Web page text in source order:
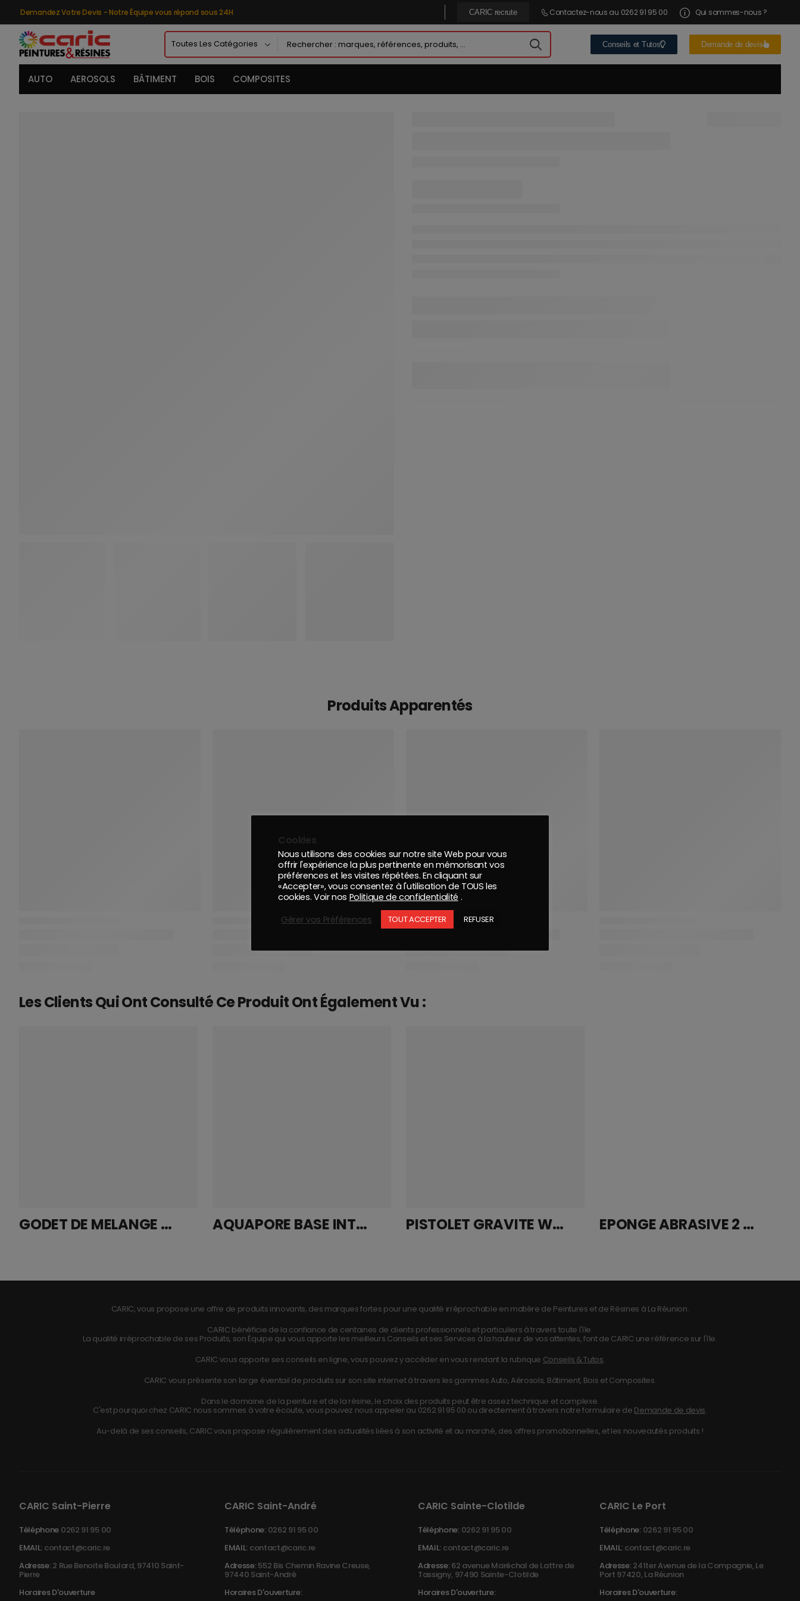
Demandez Votre Devis - Notre Équipe vous répond sous 24H CARIC recrute Contactez-nous au 0262 91 95 00 Qui sommes-nous ?
Conseils et Tutos Demande de devis
AUTO AEROSOLS BÂTIMENT BOIS COMPOSITES
Produits Apparentés
Les Clients Qui Ont Consulté Ce Produit Ont Également Vu :
GODET DE MELANGE GRADUE 0.750 L AQUAPORE BASE INTER 10L PISTOLET GRAVITE WALCOM SLIM HTE BUSE 1.9 EPONGE ABRASIVE 2 COTES ROBERLO MICROFINE
CARIC, vous propose une offre de produits innovants, des marques fortes pour une qualité irréprochable en matière de Peintures et de Résines à La Réunion.
CARIC bénéficie de la confiance de centaines de clients professionnels et particuliers à travers toute l'île.
La qualité irréprochable de ses Produits, son Équipe qui vous apporte les meilleurs Conseils et ses Services à la hauteur de vos attentes, font de CARIC une référence sur l'île.
CARIC vous apporte ses conseils en ligne, vous pouvez y accéder en vous rendant la rubrique Conseils & Tutos.
CARIC vous présente son large éventail de produits sur son site internet à travers les gammes Auto, Aérosols, Bâtiment, Bois et Composites.
Dans le domaine de la peinture et de la résine, le choix des produits peut être assez technique et complexe.
C'est pourquoi chez CARIC nous sommes à votre écoute, vous pouvez nous appeler au 0262 91 95 00 ou directement à travers notre formulaire de Demande de devis.
Au-delà de ses conseils, CARIC vous propose régulièrement des actualités liées à son activité et au marché, des offres promotionnelles, et les nouveautés produits !
CARIC Saint-Pierre
Téléphone 0262 91 95 00
EMAIL: contact@caric.re
Adresse:2 Rue Benoite Boulard, 97410 Saint-
Pierre
Horaires D'ouverture
CARIC Saint-André
Téléphone: 0262 91 95 00
EMAIL: contact@caric.re
Adresse:552 Bis Chemin Ravine Creuse,
97440 Saint-André
Horaires D'ouverture:
CARIC Sainte-Clotilde
Téléphone: 0262 91 95 00
EMAIL: contact@caric.re
Adresse:62 avenue Maréchal de Lattre de
Tassigny, 97490 Sainte-Clotilde
Horaires D'ouverture:
CARIC Le Port
Téléphone: 0262 91 95 00
EMAIL: contact@caric.re
Adresse:241ter Avenue de la Compagnie, Le
Port 97420, La Réunion
Horaires D'ouverture:
Cookies
Nous utilisons des cookies sur notre site Web pour vous
offrir l'expérience la plus pertinente en mémorisant vos
préférences et les visites répétées. En cliquant sur
«Accepter», vous consentez à l'utilisation de TOUS les
cookies. Voir nos Politique de confidentialité .
Gérer vos Préférences
TOUT ACCEPTER REFUSER